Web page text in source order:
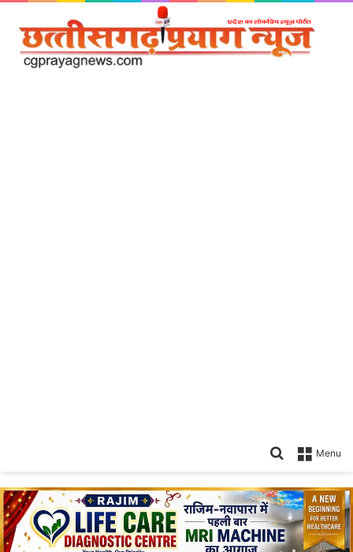
Menu
Search